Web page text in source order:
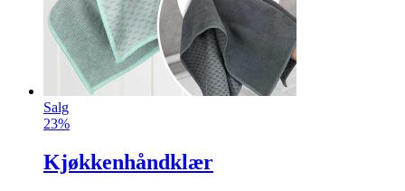
Salg
23%
Kjøkkenhåndklær